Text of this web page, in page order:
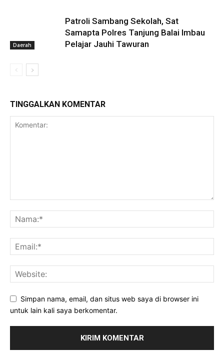
Daerah
Patroli Sambang Sekolah, Sat
Samapta Polres Tanjung Balai Imbau
Pelajar Jauhi Tawuran
TINGGALKAN KOMENTAR
Simpan nama, email, dan situs web saya di browser ini
untuk lain kali saya berkomentar.